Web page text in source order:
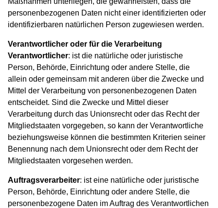
personenbezogenen Daten nicht einer identifizierten oder
identifizierbaren natürlichen Person zugewiesen werden.
Verantwortlicher oder für die Verarbeitung
Verantwortlicher: ist die natürliche oder juristische
Person, Behörde, Einrichtung oder andere Stelle, die
allein oder gemeinsam mit anderen über die Zwecke und
Mittel der Verarbeitung von personenbezogenen Daten
entscheidet. Sind die Zwecke und Mittel dieser
Verarbeitung durch das Unionsrecht oder das Recht der
Mitgliedstaaten vorgegeben, so kann der Verantwortliche
beziehungsweise können die bestimmten Kriterien seiner
Benennung nach dem Unionsrecht oder dem Recht der
Mitgliedstaaten vorgesehen werden.
Auftragsverarbeiter: ist eine natürliche oder juristische
Person, Behörde, Einrichtung oder andere Stelle, die
personenbezogene Daten im Auftrag des Verantwortlichen